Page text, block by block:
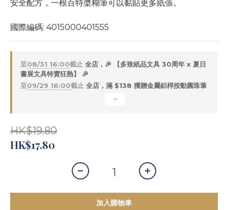
安全配方，一根百特槳糊筆可以黏貼更多紙張。
國際編碼: 4015000401555
至08/31 16:00截止 全店，🎉 【多致紙品文具 30周年 x 夏日
書展文具特賣狂熱】 🎉
至09/29 16:00截止 全店，滿 $138 獲贈金屬鋁桿按動圓珠筆
HK$19.80
HK$17.80
加入購物車